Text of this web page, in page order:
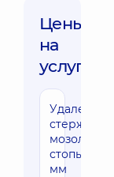
Цены
на
услуги:
Удаление
мозоля
стопы, до 5
мм